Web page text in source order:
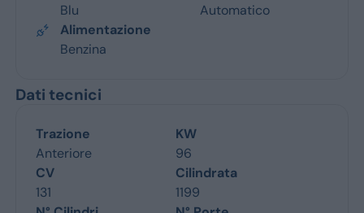
Blu
Automatico
Alimentazione
Benzina
Dati tecnici
Trazione
Anteriore
KW
96
CV
131
Cilindrata
1199